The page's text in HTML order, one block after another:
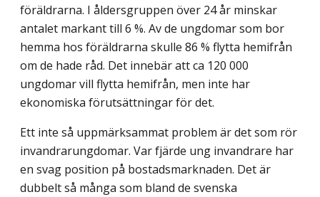
föräldrarna. I åldersgruppen över 24 år minskar
antalet markant till 6 %. Av de ungdomar som bor
hemma hos föräldrarna skulle 86 % flytta hemifrån
om de hade råd. Det innebär att ca 120 000
ungdomar vill flytta hemifrån, men inte har
ekonomiska förutsättningar för det.
Ett inte så uppmärksammat problem är det som rör
invandrarungdomar. Var fjärde ung invandrare har
en svag position på bostadsmarknaden. Det är
dubbelt så många som bland de svenska